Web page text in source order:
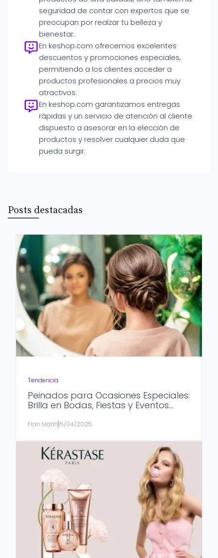
seguridad de contar con expertos que se
preocupan por realzar tu belleza y
bienestar.
En keshop.com ofrecemos excelentes
descuentos y promociones especiales,
permitiendo a los clientes acceder a
productos profesionales a precios muy
atractivos.
En keshop.com garantizamos entregas
rápidas y un servicio de atención al cliente
dispuesto a asesorar en la elección de
productos y resolver cualquier duda que
pueda surgir.
Posts destacadas
Tendencia
Peinados para Ocasiones Especiales:
Brilla en Bodas, Fiestas y Eventos
Fran Marín15/04/2025